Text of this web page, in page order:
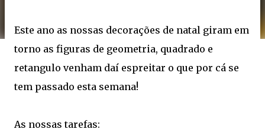
Este ano as nossas decorações de natal giram em
torno as figuras de geometria, quadrado e
retangulo venham daí espreitar o que por cá se
tem passado esta semana!
As nossas tarefas: